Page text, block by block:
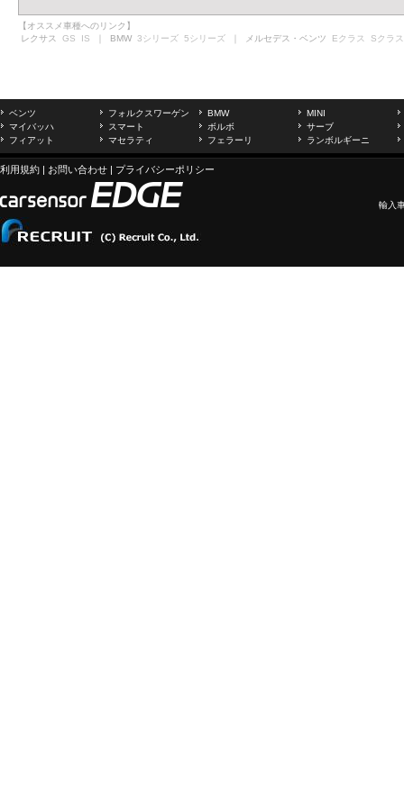
【オススメ車種へのリンク】
レクサス GS IS ｜ BMW 3シリーズ 5シリーズ ｜ メルセデス・ベンツ Eクラス Sクラス
ベンツ フォルクスワーゲン BMW
MINI
マイバッハ
スマート ボルボ
サーブ
フィアット
マセラティ フェラーリ ランボルギーニ
利用規約 | お問い合わせ | プライバシーポリシー
輸入